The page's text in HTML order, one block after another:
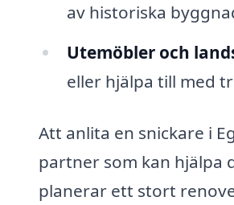
av historiska
Utemöbler och
eller hjälpa till med
Att anlita en snickare i
partner som kan hjälpa
planerar ett stort